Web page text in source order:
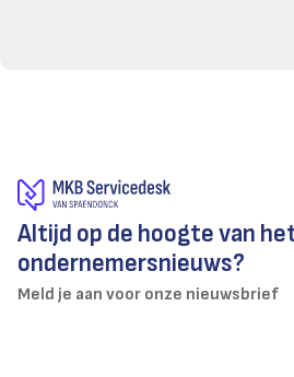
Altijd op de hoogte van
ondernemersnieuws?
Meld je aan voor onze nieuwsbrief